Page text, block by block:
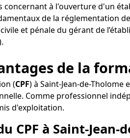
à l'ouverture d'un
de la réglementation
et pénale du gérant de
de la
(CPF) à Saint-Jean-de-
Comme professionnel
d'exploitation.
CPF à Saint-Jean-